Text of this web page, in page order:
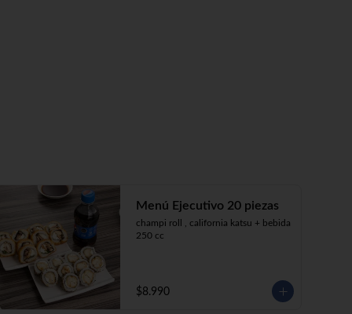
Menú Ejecutivo 20 piezas
champi roll , california katsu + bebida
250 cc
$8.990